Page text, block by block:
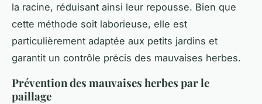
la racine, réduisant ainsi leur repousse. Bien que
cette méthode soit laborieuse, elle est
particulièrement adaptée aux petits jardins et
garantit un contrôle précis des mauvaises herbes.
Prévention des mauvaises herbes par le
paillage